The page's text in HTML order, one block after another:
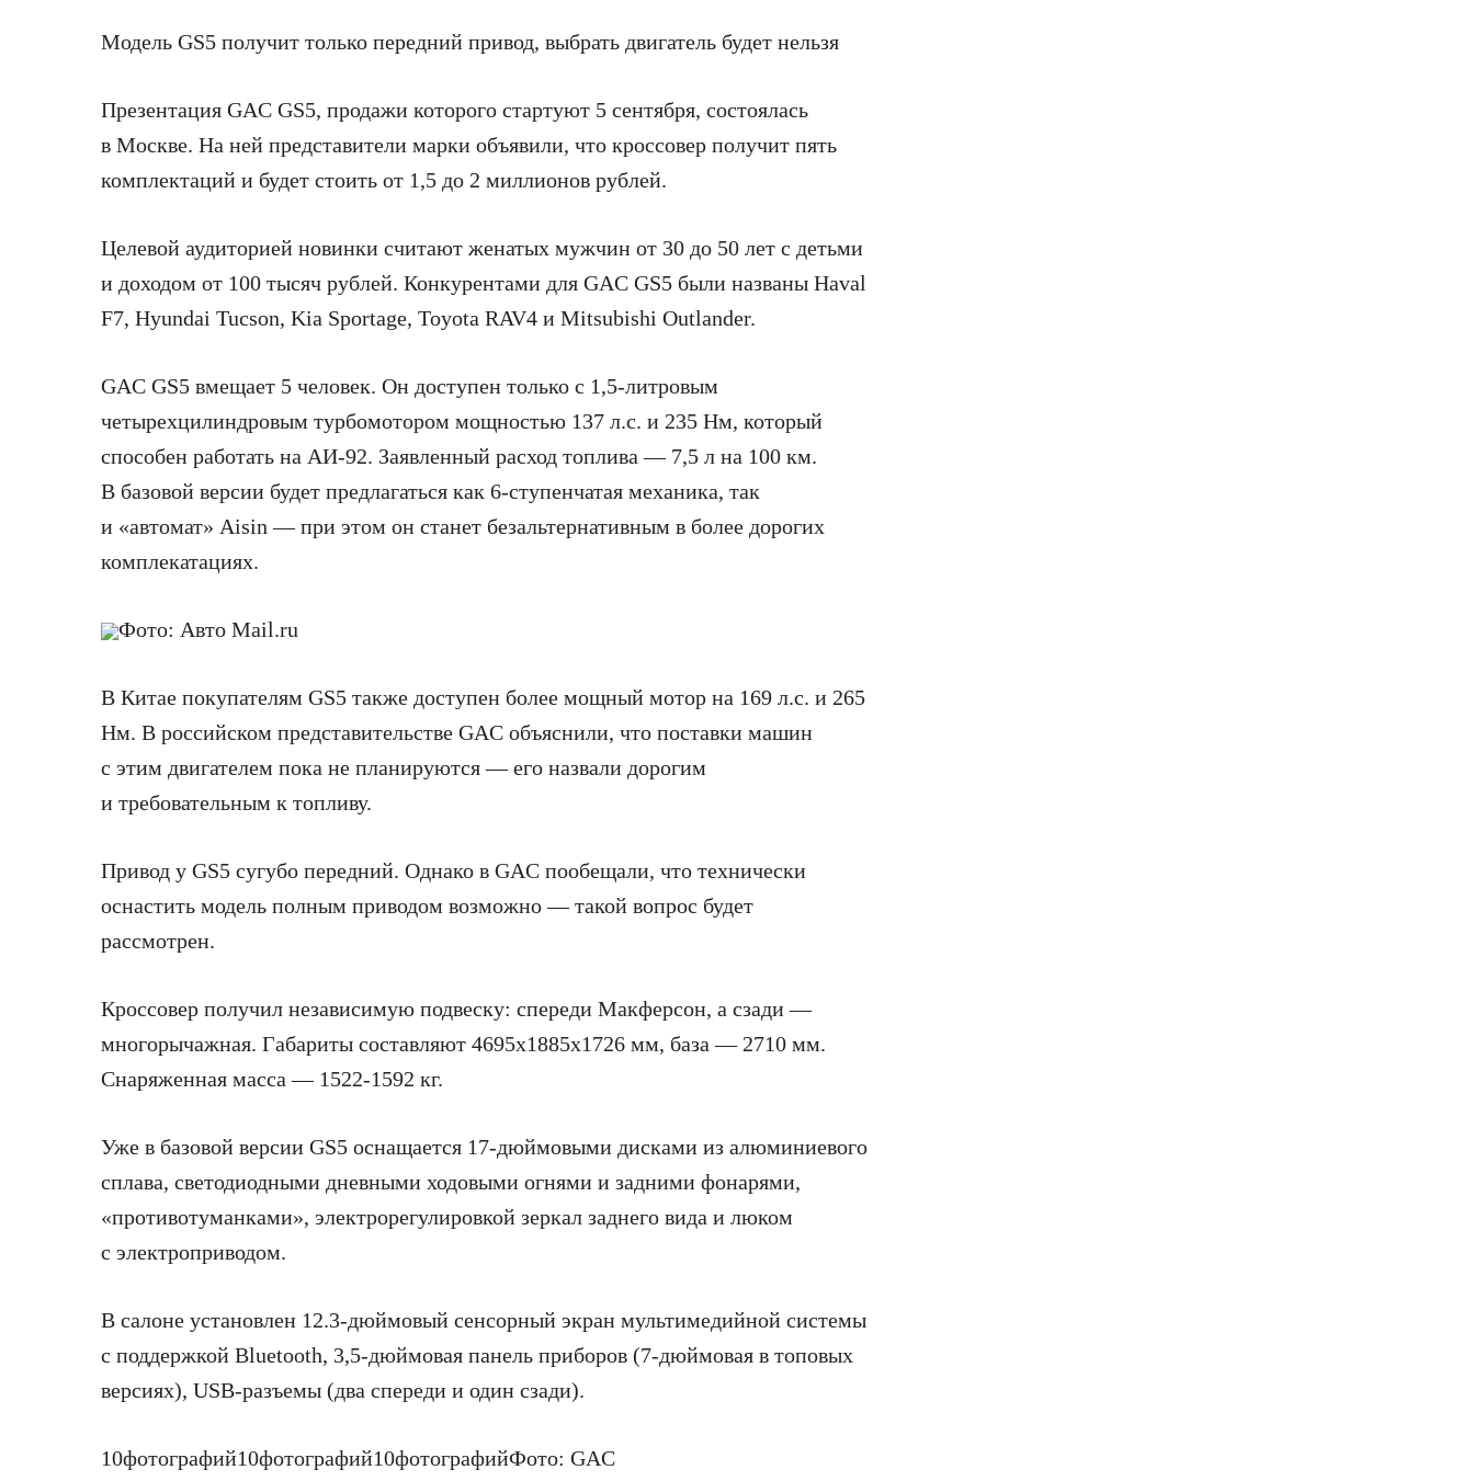
Модель GS5 получит только передний привод, выбрать двигатель будет нельзя
Презентация GAC GS5, продажи которого стартуют 5 сентября, состоялась
в Москве. На ней представители марки объявили, что кроссовер получит пять
комплектаций и будет стоить от 1,5 до 2 миллионов рублей.
Целевой аудиторией новинки считают женатых мужчин от 30 до 50 лет с детьми
и доходом от 100 тысяч рублей. Конкурентами для GAC GS5 были названы Haval
F7, Hyundai Tucson, Kia Sportage, Toyota RAV4 и Mitsubishi Outlander.
GAC GS5 вмещает 5 человек. Он доступен только с 1,5-литровым
четырехцилиндровым турбомотором мощностью 137 л.с. и 235 Нм, который
способен работать на АИ-92. Заявленный расход топлива — 7,5 л на 100 км.
В базовой версии будет предлагаться как 6-ступенчатая механика, так
и «автомат» Aisin — при этом он станет безальтернативным в более дорогих
комплекатациях.
Фото: Авто Mail.ru
В Китае покупателям GS5 также доступен более мощный мотор на 169 л.с. и 265
Нм. В российском представительстве GAC объяснили, что поставки машин
с этим двигателем пока не планируются — его назвали дорогим
и требовательным к топливу.
Привод у GS5 сугубо передний. Однако в GAC пообещали, что технически
оснастить модель полным приводом возможно — такой вопрос будет
рассмотрен.
Кроссовер получил независимую подвеску: спереди Макферсон, а сзади —
многорычажная. Габариты составляют 4695x1885x1726 мм, база — 2710 мм.
Снаряженная масса — 1522-1592 кг.
Уже в базовой версии GS5 оснащается 17-дюймовыми дисками из алюминиевого
сплава, светодиодными дневными ходовыми огнями и задними фонарями,
«противотуманками», электрорегулировкой зеркал заднего вида и люком
с электроприводом.
В салоне установлен 12.3-дюймовый сенсорный экран мультимедийной системы
с поддержкой Bluetooth, 3,5-дюймовая панель приборов (7-дюймовая в топовых
версиях), USB-разъемы (два спереди и один сзади).
10фотографий10фотографий10фотографийФото: GAC